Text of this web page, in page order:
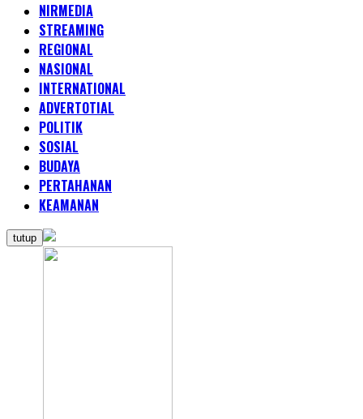
NIRMEDIA
STREAMING
REGIONAL
NASIONAL
INTERNATIONAL
ADVERTOTIAL
POLITIK
SOSIAL
BUDAYA
PERTAHANAN
KEAMANAN
tutup